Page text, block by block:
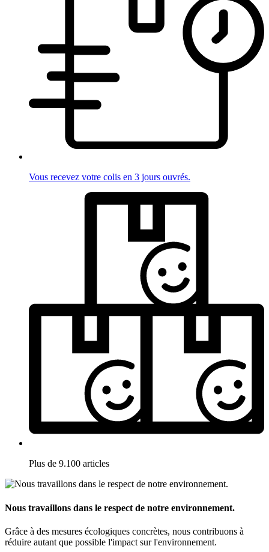
Vous recevez votre colis en 3 jours ouvrés.
Plus de 9.100 articles
Nous travaillons dans le respect de notre environnement.
Grâce à des mesures écologiques concrètes, nous contribuons à
réduire autant que possible l'impact sur l'environnement.